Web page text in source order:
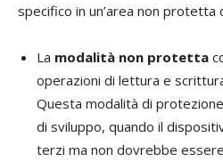
specifico in un’area non protetta
La modalità non protetta
operazioni di lettura e
Questa modalità di
di sviluppo, quando il
terzi ma non dovrebbe